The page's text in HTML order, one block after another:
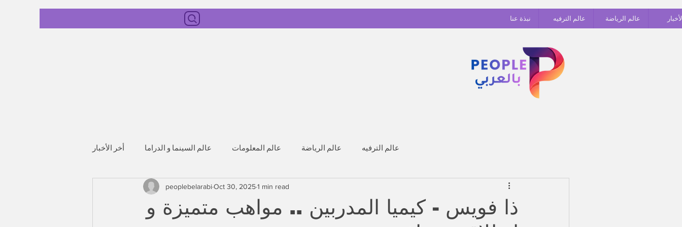
عالم الرياضة عالم الترفيه نبذة عنا
أخر الأخبار عالم السينما و الدراما عالم المعلومات عالم الرياضة عالم الترفيه
ذا فويس - كيميا المدربين .. مواهب متميزة و
peoplebelarabiOct 30, 20251 min read